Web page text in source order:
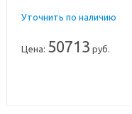
Уточнить по наличию
Цена: 50713 руб.